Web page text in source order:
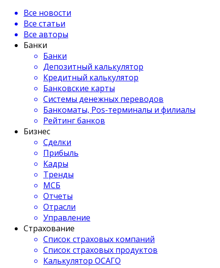
Все новости
Все статьи
Все авторы
Банки
Банки
Депозитный калькулятор
Кредитный калькулятор
Банковские карты
Системы денежных переводов
Банкоматы, Pos-терминалы и филиалы
Рейтинг банков
Бизнес
Сделки
Прибыль
Кадры
Тренды
МСБ
Отчеты
Отрасли
Управление
Страхование
Список страховых компаний
Список страховых продуктов
Калькулятор ОСАГО